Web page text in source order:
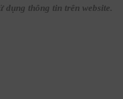
dụng thông tin trên website.